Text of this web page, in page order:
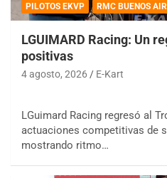
PILOTOS EKVP RMC BUENOS
LGUIMARD Racing: Un
positivas
4 agosto, 2026 E-Kart
LGuimard Racing regresó al
actuaciones competitivas de
mostrando ritmo…